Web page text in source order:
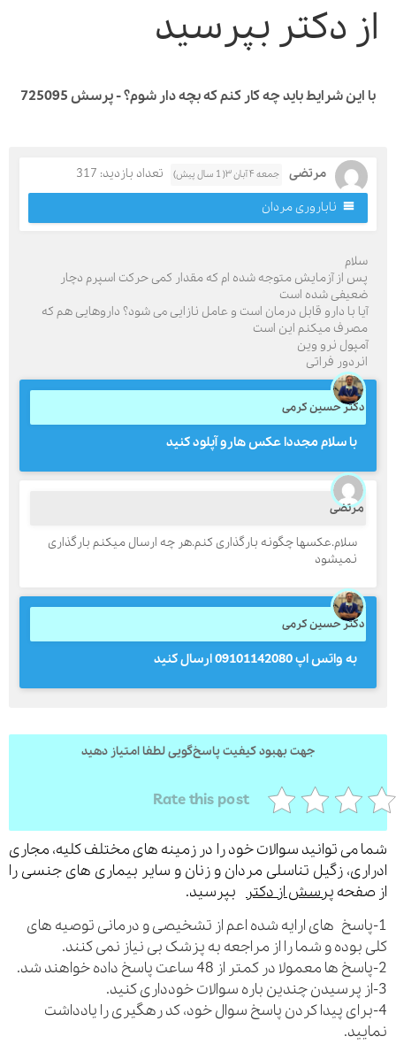
دکتر بپرسید
شرایط باید چه کار کنم که بچه دار شوم؟ - پرسش 725095
مرتضی جمعه ۴ آبان ۳( 1 سال پیش)
تعداد بازدید: 317
ناباروری مردان
از آزمایش متوجه شده ام که مقدار کمی حرکت اسپرم دچار
شده است
با دارو قابل درمان است و عامل نازایی می شود؟ داروهایی هم که
میکنم این است
نرو وین
فراتی
دکتر حسین کرمی
با سلام مجددا عکس هارو آپلود کنید
مرتضی
سلام.عکسها چگونه بارگذاری کنم.هر چه ارسال میکنم بارگذاری
نمیشود
دکتر حسین کرمی
به واتس اپ 09101142080 ارسال کنید
جهت بهبود کیفیت پاسخ‌گویی لطفا امتیاز دهید
Rate this post
توانید سوالات خود را در زمینه های مختلف کلیه، مجاری
زگیل تناسلی مردان و زنان و سایر بیماری های جنسی را
پرسش از دکتربپرسید.
های ارایه شده اعم از تشخیصی و درمانی توصیه های
و شما را از مراجعه به پزشک بی نیاز نمی کنند.
پیدا کردن پاسخ سوال خود، کد رهگیری را یادداشت
ارسال